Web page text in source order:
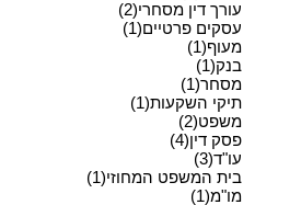
עורך דין מסחרי(2)
עסקים פרטיים(1)
מעוף(1)
בנק(1)
מסחר(1)
תיקי השקעות(1)
משפט(2)
פסק דין(4)
עו"ד(3)
בית המשפט המחוזי(1)
מו"מ(1)